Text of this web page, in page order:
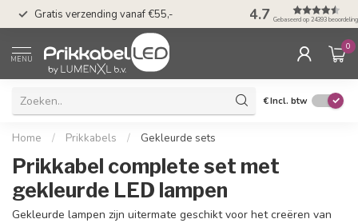
Gratis verzending vanaf €55,- 50 dagen
Klarna
4.7 Gebaseerd op 24393
MENU
0
€Incl. btw
Home / Prikkabels / Gekleurde sets
Prikkabel complete set met
gekleurde LED lampen
Gekleurde lampen zijn uitermate geschikt voor het creëren van